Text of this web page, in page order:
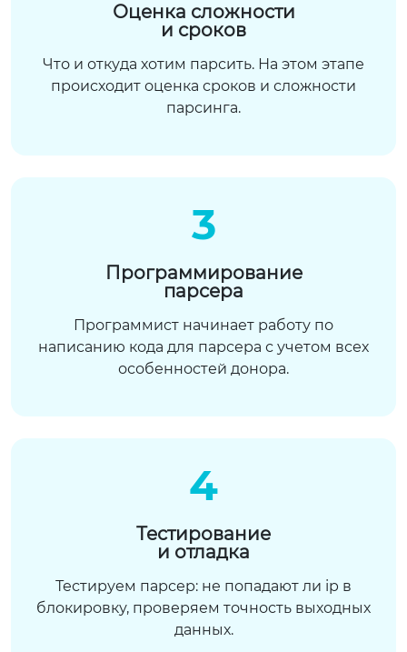
Оценка сложности
и сроков
Что и откуда хотим парсить. На этом этапе
происходит оценка сроков и сложности
парсинга.
3
Программирование
парсера
Программист начинает работу по
написанию кода для парсера с учетом всех
особенностей донора.
4
Тестирование
и отладка
Тестируем парсер: не попадают ли ip в
блокировку, проверяем точность выходных
данных.